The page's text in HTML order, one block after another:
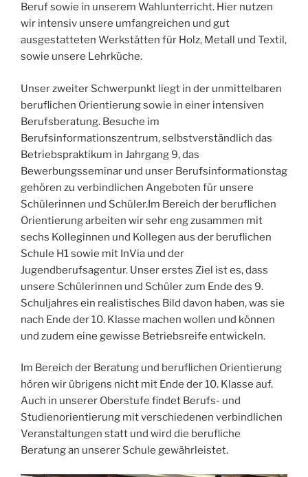
Beruf sowie in unserem Wahlunterricht. Hier nutzen
wir intensiv unsere umfangreichen und gut
ausgestatteten Werkstätten für Holz, Metall und Textil,
sowie unsere Lehrküche.
Unser zweiter Schwerpunkt liegt in der unmittelbaren
beruflichen Orientierung sowie in einer intensiven
Berufsberatung. Besuche im
Berufsinformationszentrum, selbstverständlich das
Betriebspraktikum in Jahrgang 9, das
Bewerbungsseminar und unser Berufsinformationstag
gehören zu verbindlichen Angeboten für unsere
Schülerinnen und Schüler.Im Bereich der beruflichen
Orientierung arbeiten wir sehr eng zusammen mit
sechs Kolleginnen und Kollegen aus der beruflichen
Schule H1 sowie mit InVia und der
Jugendberufsagentur. Unser erstes Ziel ist es, dass
unsere Schülerinnen und Schüler zum Ende des 9.
Schuljahres ein realistisches Bild davon haben, was sie
nach Ende der 10. Klasse machen wollen und können
und zudem eine gewisse Betriebsreife entwickeln.
Im Bereich der Beratung und beruflichen Orientierung
hören wir übrigens nicht mit Ende der 10. Klasse auf.
Auch in unserer Oberstufe findet Berufs- und
Studienorientierung mit verschiedenen verbindlichen
Veranstaltungen statt und wird die berufliche
Beratung an unserer Schule gewährleistet.